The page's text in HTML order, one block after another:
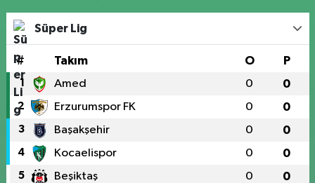
Süper Lig
# Takım O P
1 Amed 0 0
2 Erzurumspor FK 0 0
3 Başakşehir 0 0
4 Kocaelispor 0 0
5 Beşiktaş 0 0